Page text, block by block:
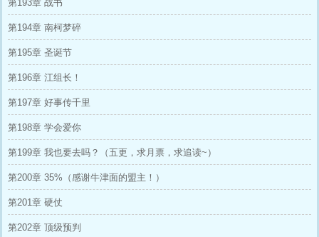
第193章 战书
第194章 南柯梦碎
第195章 圣诞节
第196章 江组长！
第197章 好事传千里
第198章 学会爱你
第199章 我也要去吗？（五更，求月票，求追读~）
第200章 35%（感谢牛津面的盟主！）
第201章 硬仗
第202章 顶级预判